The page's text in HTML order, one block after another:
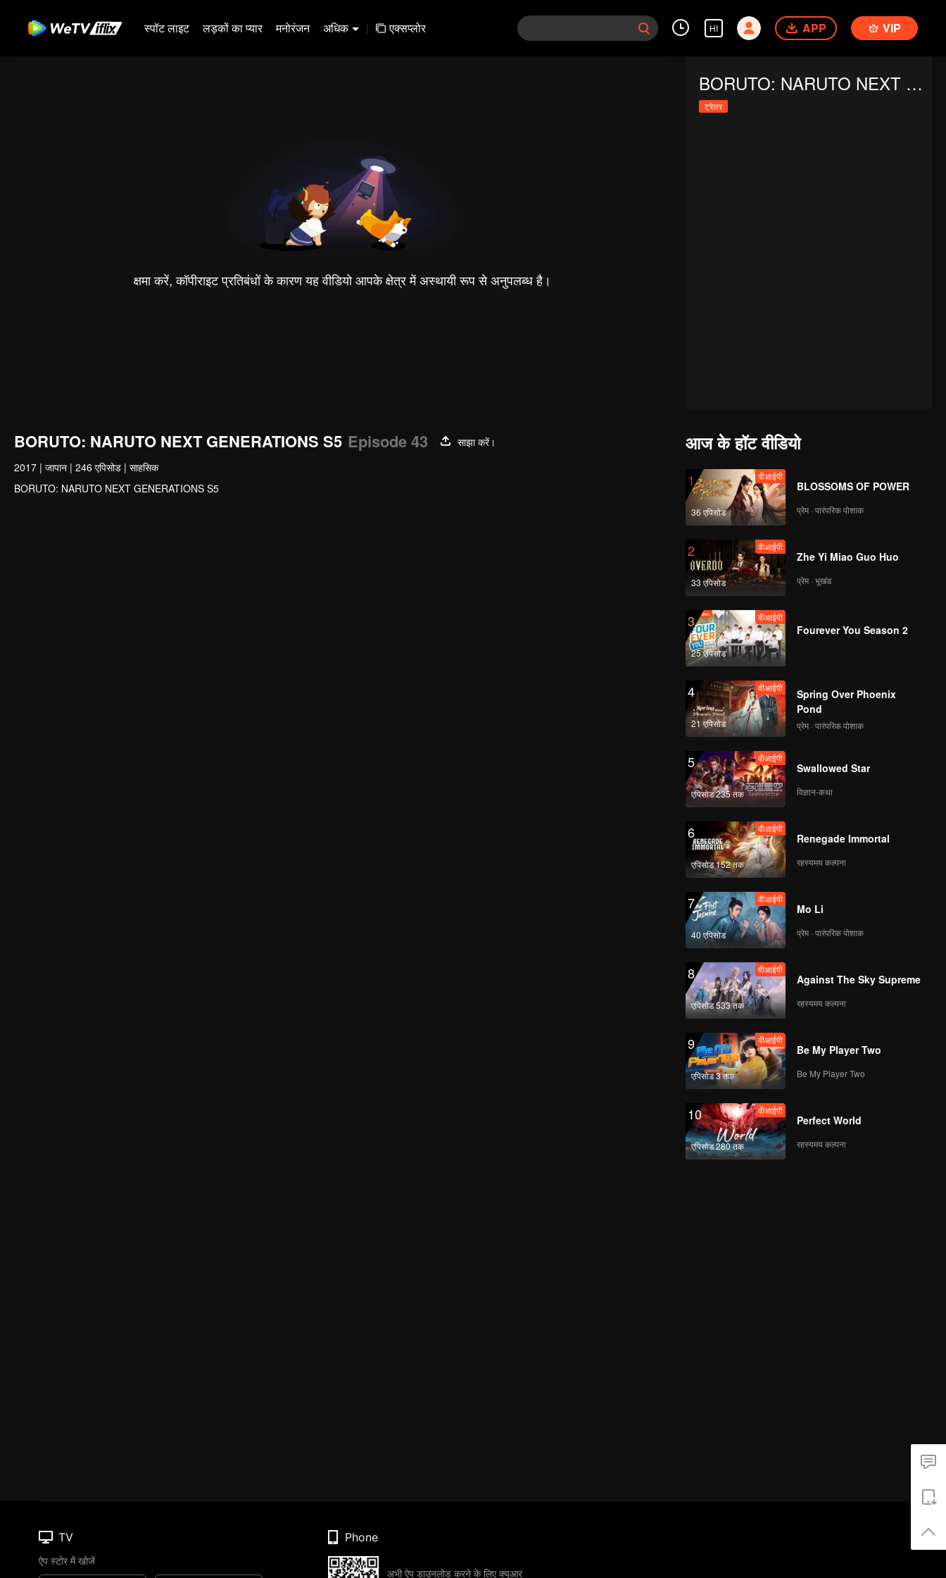
स्पॉट लाइट लड़कों का प्यार मनोरंजन अधिक | एक्सप्लोर HI APP VIP
क्षमा करें, कॉपीराइट प्रतिबंधों के कारण यह वीडियो आपके क्षेत्र में अस्थायी रूप से अनुपलब्ध है।
BORUTO: NARUTO NEXT GENERATIONS S5
ट्रेलर
BORUTO: NARUTO NEXT GENERATIONS S5 Episode 43
साझा करें।
2017 | जापान | 246 एपिसोड | साहसिक
BORUTO: NARUTO NEXT GENERATIONS S5
आज के हॉट वीडियो
1
36 एपिसोड
वीआईपी
BLOSSOMS OF POWER
प्रेम · पारंपरिक पोशाक
2
33 एपिसोड
वीआईपी
Zhe Yi Miao Guo Huo
प्रेम · भूखंड
3
25 एपिसोड
वीआईपी
Fourever You Season 2
4
21 एपिसोड
वीआईपी
Spring Over Phoenix
Pond
प्रेम · पारंपरिक पोशाक
5
एपिसोड 235 तक
वीआईपी
Swallowed Star
विज्ञान-कथा
6
एपिसोड 152 तक
वीआईपी
Renegade Immortal
रहस्यमय कल्पना
7
40 एपिसोड
वीआईपी
Mo Li
प्रेम · पारंपरिक पोशाक
8
एपिसोड 533 तक
वीआईपी
Against The Sky Supreme
रहस्यमय कल्पना
9
एपिसोड 3 तक
वीआईपी
Be My Player Two
Be My Player Two
10
एपिसोड 280 तक
वीआईपी
Perfect World
रहस्यमय कल्पना
TV
ऐप स्टोर में खोजें
Phone
अभी ऐप डाउनलोड करने के लिए क्यूआर